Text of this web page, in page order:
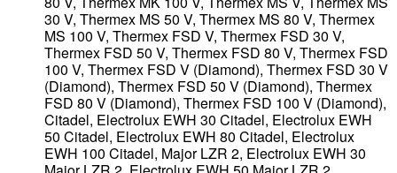
30 V, Thermex MS 50 V, Thermex MS 80 V, Thermex
MS 100 V, Thermex FSD V, Thermex FSD 30 V,
Thermex FSD 50 V, Thermex FSD 80 V, Thermex FSD
100 V, Thermex FSD V (Diamond), Thermex FSD 30 V
(Diamond), Thermex FSD 50 V (Diamond), Thermex
FSD 80 V (Diamond), Thermex FSD 100 V (Diamond),
Citadel, Electrolux EWH 30 Citadel, Electrolux EWH
50 Citadel, Electrolux EWH 80 Citadel, Electrolux
EWH 100 Citadel, Major LZR 2, Electrolux EWH 30